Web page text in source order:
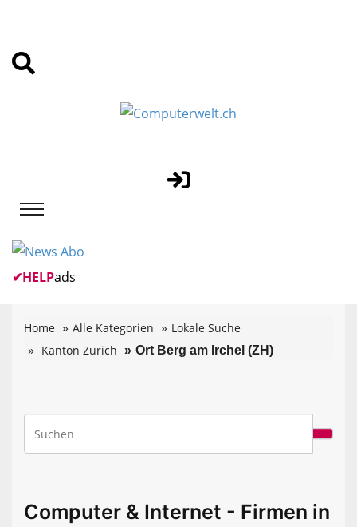
✔HELPads
Home Alle Kategorien
Lokale Suche
Kanton Zürich
Ort Berg am Irchel (ZH)
Computer & Internet - Firmen in